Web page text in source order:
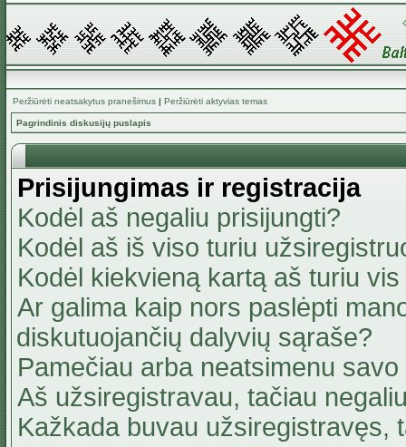
Peržiūrėti neatsakytus pranešimus | Peržiūrėti aktyvias temas
Pagrindinis diskusijų puslapis
Prisijungimas ir registracija
Kodėl aš negaliu prisijungti?
Kodėl aš iš viso turiu
Kodėl kiekvieną kartą aš turiu
Ar galima kaip nors paslėpti
diskutuojančių dalyvių sąraše?
Pamečiau arba neatsimenu
Aš užsiregistravau, tačiau
Kažkada buvau užsiregistravęs,